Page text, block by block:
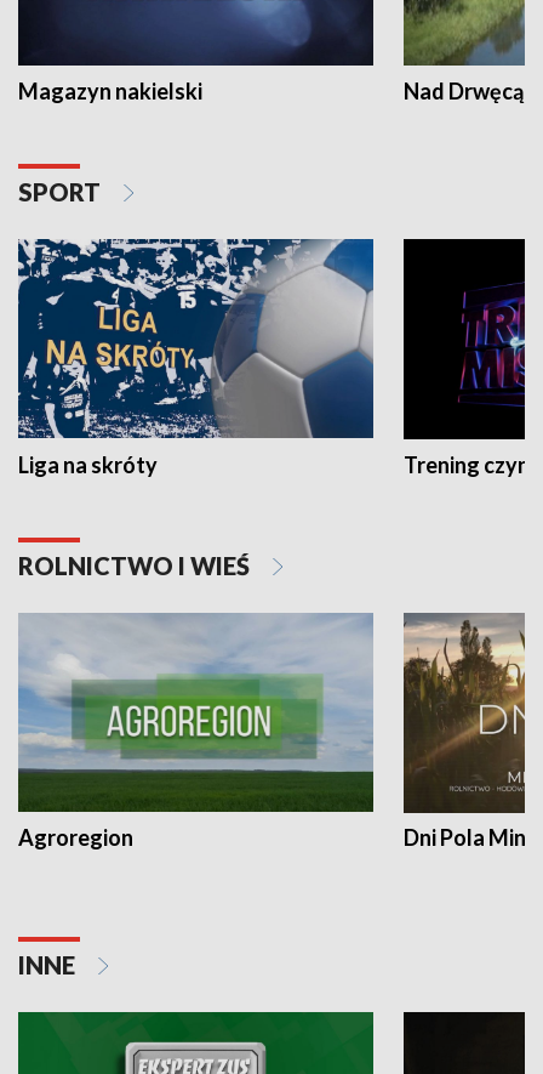
Magazyn nakielski Nad Drwęcą
SPORT
Liga na skróty Trening czyni
ROLNICTWO I WIEŚ
Agroregion Dni Pola
INNE